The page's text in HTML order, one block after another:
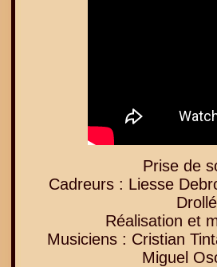
Prise de
Cadreurs : Liesse
Réalisation et
Musiciens : Cristian
Miguel